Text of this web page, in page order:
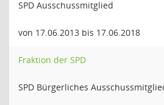
SPD Ausschussmitglied
von 17.06.2013 bis 17.06.2018
Fraktion der SPD
SPD Bürgerliches